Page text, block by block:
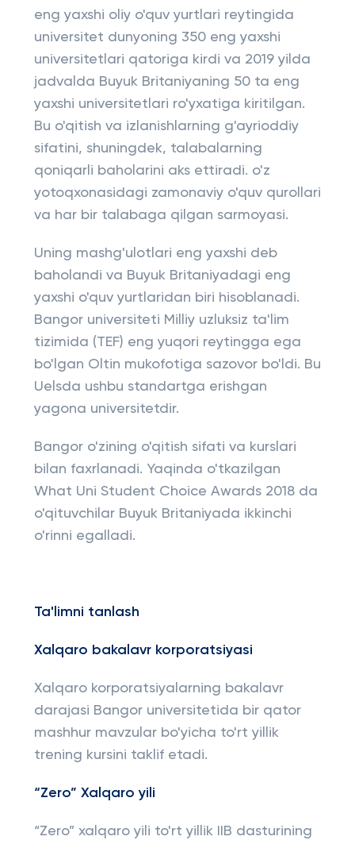
eng yaxshi oliy o'quv yurtlari reytingida
universitet dunyoning 350 eng yaxshi
universitetlari qatoriga kirdi va 2019 yilda
jadvalda Buyuk Britaniyaning 50 ta eng
yaxshi universitetlari ro'yxatiga kiritilgan.
Bu o'qitish va izlanishlarning g'ayrioddiy
sifatini, shuningdek, talabalarning
qoniqarli baholarini aks ettiradi. o'z
yotoqxonasidagi zamonaviy o'quv qurollari
va har bir talabaga qilgan sarmoyasi.
Uning mashg'ulotlari eng yaxshi deb
baholandi va Buyuk Britaniyadagi eng
yaxshi o'quv yurtlaridan biri hisoblanadi.
Bangor universiteti Milliy uzluksiz ta'lim
tizimida (TEF) eng yuqori reytingga ega
bo'lgan Oltin mukofotiga sazovor bo'ldi. Bu
Uelsda ushbu standartga erishgan
yagona universitetdir.
Bangor o'zining o'qitish sifati va kurslari
bilan faxrlanadi. Yaqinda o'tkazilgan
What Uni Student Choice Awards 2018 da
o'qituvchilar Buyuk Britaniyada ikkinchi
o'rinni egalladi.
Ta'limni tanlash
Xalqaro bakalavr korporatsiyasi
Xalqaro korporatsiyalarning bakalavr
darajasi Bangor universitetida bir qator
mashhur mavzular bo'yicha to'rt yillik
trening kursini taklif etadi.
“Zero” Xalqaro yili
“Zero” xalqaro yili to'rt yillik IIB dasturining